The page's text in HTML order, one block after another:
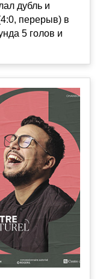
дубль и
перерыв) в
5 голов и